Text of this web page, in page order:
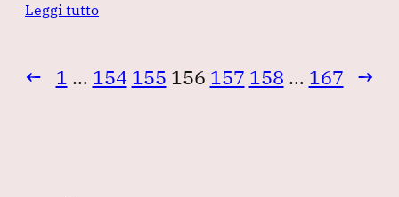
Leggi tutto
← 1 … 154 155 156 157 158 … 167 →